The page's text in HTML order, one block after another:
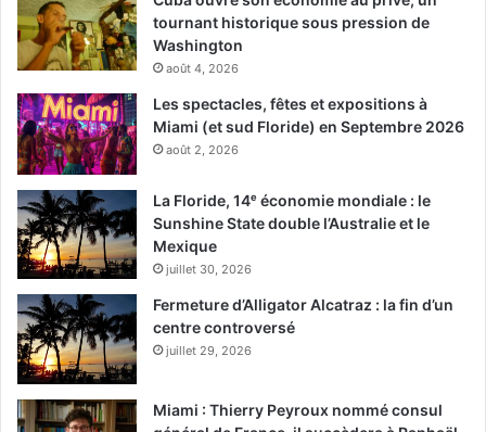
tournant historique sous pression de
Washington
août 4, 2026
Les spectacles, fêtes et expositions à
Miami (et sud Floride) en Septembre 2026
août 2, 2026
La Floride, 14ᵉ économie mondiale : le
Sunshine State double l’Australie et le
Mexique
juillet 30, 2026
Fermeture d’Alligator Alcatraz : la fin d’un
centre controversé
juillet 29, 2026
Miami : Thierry Peyroux nommé consul